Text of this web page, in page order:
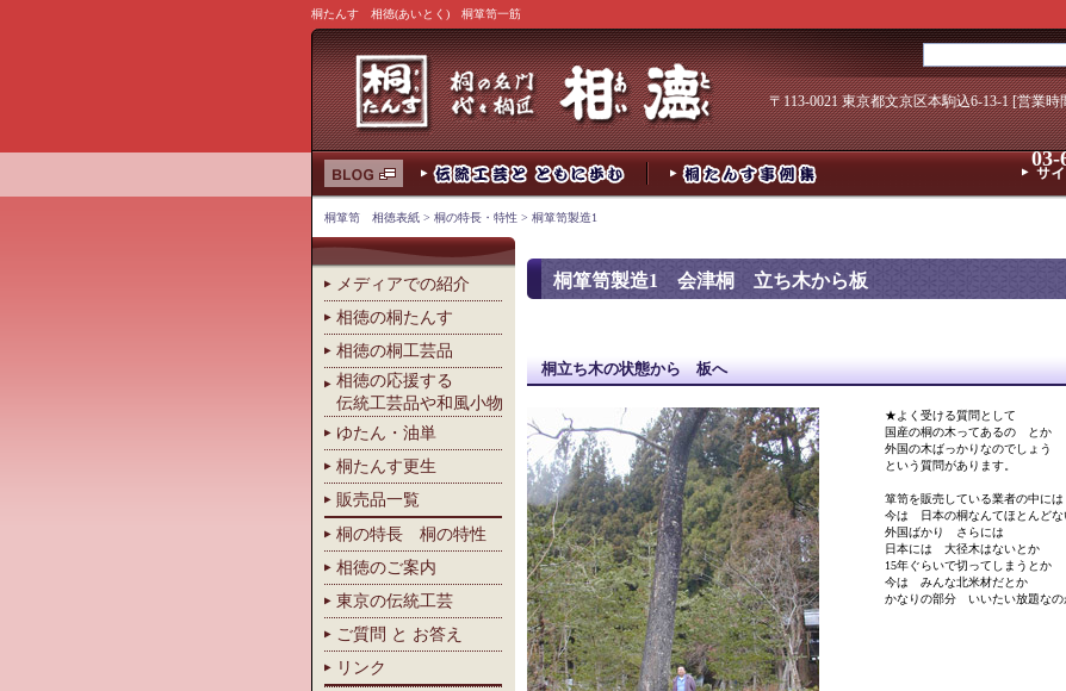
桐たんす 相徳(あいとく) 桐箪笥一筋
〒113-0021 東京都文京区本駒込6-13-1 [営業
03-
桐箪笥 相徳表紙 > 桐の特長・特性 > 桐箪笥製造1
メディアでの紹介
相徳の桐たんす
相徳の桐工芸品
相徳の応援する
伝統工芸品や和風小物
ゆたん・油単
桐たんす更生
販売品一覧
桐の特長 桐の特性
相徳のご案内
東京の伝統工芸
ご質問 と お答え
リンク
桐箪笥製造1 会津桐 立ち木から板
桐立ち木の状態から 板へ
★よく受ける質問として
国産の桐の木ってあるの とか
外国の木ばっかりなのでしょう
という質問があります。
箪笥を販売している業者の中には
今は 日本の桐なんてほとんどな
外国ばかり さらには
日本には 大径木はないとか
15年ぐらいで切ってしまうとか
今は みんな北米材だとか
かなりの部分 いいたい放題な